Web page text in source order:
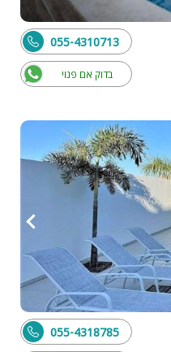
בדוק אם פנוי
055-4310713
055-4318785